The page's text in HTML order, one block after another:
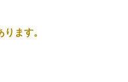
ます。